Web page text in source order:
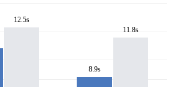
12.5s
8.9s
11.8s